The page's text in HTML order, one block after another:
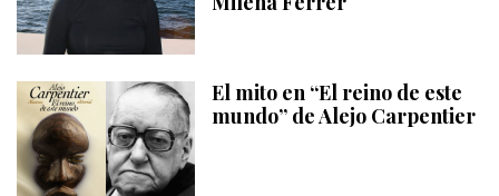
El mito en “El reino de este
mundo” de Alejo Carpentier